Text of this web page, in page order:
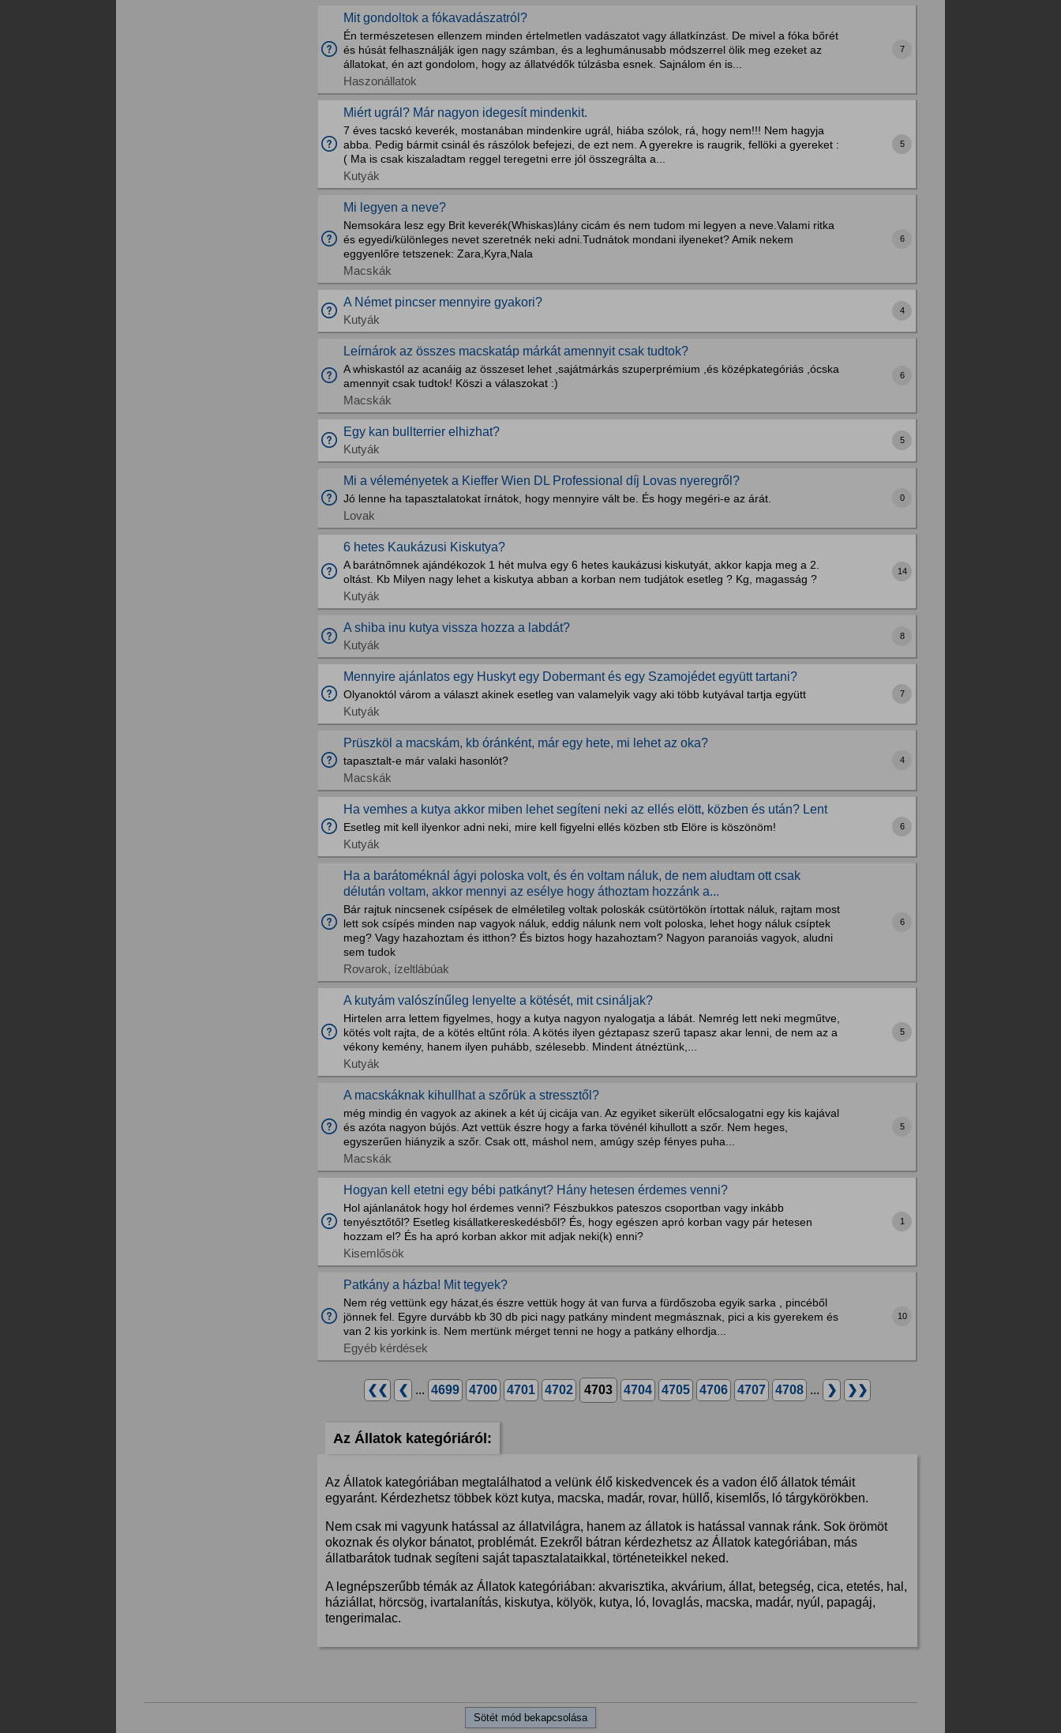
Mit gondoltok a fókavadászatról?
Én természetesen ellenzem minden értelmetlen vadászatot vagy állatkínzást. De mivel a fóka bőrét
és húsát felhasználják igen nagy számban, és a leghumánusabb módszerrel ölik meg ezeket az
állatokat, én azt gondolom, hogy az állatvédők túlzásba esnek. Sajnálom én is...
Haszonállatok
7
Miért ugrál? Már nagyon idegesít mindenkit.
7 éves tacskó keverék, mostanában mindenkire ugrál, hiába szólok, rá, hogy nem!!! Nem hagyja
abba. Pedig bármit csinál és rászólok befejezi, de ezt nem. A gyerekre is raugrik, fellöki a gyereket :
( Ma is csak kiszaladtam reggel teregetni erre jól összegrálta a...
Kutyák
5
Mi legyen a neve?
Nemsokára lesz egy Brit keverék(Whiskas)lány cicám és nem tudom mi legyen a neve.Valami ritka
és egyedi/különleges nevet szeretnék neki adni.Tudnátok mondani ilyeneket? Amik nekem
eggyenlőre tetszenek: Zara,Kyra,Nala
Macskák
6
A Német pincser mennyire gyakori?
Kutyák
4
Leírnárok az összes macskatáp márkát amennyit csak tudtok?
A whiskastól az acanáig az összeset lehet ,sajátmárkás szuperprémium ,és középkategóriás ,ócska
amennyit csak tudtok! Köszi a válaszokat :)
Macskák
6
Egy kan bullterrier elhizhat?
Kutyák
5
Mi a véleményetek a Kieffer Wien DL Professional díj Lovas nyeregről?
Jó lenne ha tapasztalatokat írnátok, hogy mennyire vált be. És hogy megéri-e az árát.
Lovak
0
6 hetes Kaukázusi Kiskutya?
A barátnőmnek ajándékozok 1 hét mulva egy 6 hetes kaukázusi kiskutyát, akkor kapja meg a 2.
oltást. Kb Milyen nagy lehet a kiskutya abban a korban nem tudjátok esetleg ? Kg, magasság ?
Kutyák
14
A shiba inu kutya vissza hozza a labdát?
Kutyák
8
Mennyire ajánlatos egy Huskyt egy Dobermant és egy Szamojédet együtt tartani?
Olyanoktól várom a választ akinek esetleg van valamelyik vagy aki több kutyával tartja együtt
Kutyák
7
Prüszköl a macskám, kb óránként, már egy hete, mi lehet az oka?
tapasztalt-e már valaki hasonlót?
Macskák
4
Ha vemhes a kutya akkor miben lehet segíteni neki az ellés elött, közben és után? Lent
Esetleg mit kell ilyenkor adni neki, mire kell figyelni ellés közben stb Elöre is köszönöm!
Kutyák
6
Ha a barátoméknál ágyi poloska volt, és én voltam náluk, de nem aludtam ott csak
délután voltam, akkor mennyi az esélye hogy áthoztam hozzánk a...
Bár rajtuk nincsenek csípések de elméletileg voltak poloskák csütörtökön írtottak náluk, rajtam most
lett sok csípés minden nap vagyok náluk, eddig nálunk nem volt poloska, lehet hogy náluk csíptek
meg? Vagy hazahoztam és itthon? És biztos hogy hazahoztam? Nagyon paranoiás vagyok, aludni
sem tudok
Rovarok, ízeltlábúak
6
A kutyám valószínűleg lenyelte a kötését, mit csináljak?
Hirtelen arra lettem figyelmes, hogy a kutya nagyon nyalogatja a lábát. Nemrég lett neki megműtve,
kötés volt rajta, de a kötés eltűnt róla. A kötés ilyen géztapasz szerű tapasz akar lenni, de nem az a
vékony kemény, hanem ilyen puhább, szélesebb. Mindent átnéztünk,...
Kutyák
5
A macskáknak kihullhat a szőrük a stressztől?
még mindig én vagyok az akinek a két új cicája van. Az egyiket sikerült előcsalogatni egy kis kajával
és azóta nagyon bújós. Azt vettük észre hogy a farka tövénél kihullott a szőr. Nem heges,
egyszerűen hiányzik a szőr. Csak ott, máshol nem, amúgy szép fényes puha...
Macskák
5
Hogyan kell etetni egy bébi patkányt? Hány hetesen érdemes venni?
Hol ajánlanátok hogy hol érdemes venni? Fészbukkos pateszos csoportban vagy inkább
tenyésztőtől? Esetleg kisállatkereskedésből? És, hogy egészen apró korban vagy pár hetesen
hozzam el? És ha apró korban akkor mit adjak neki(k) enni?
Kisemlősök
1
Patkány a házba! Mit tegyek?
Nem rég vettünk egy házat,és észre vettük hogy át van furva a fürdőszoba egyik sarka , pincéből
jönnek fel. Egyre durvább kb 30 db pici nagy patkány mindent megmásznak, pici a kis gyerekem és
van 2 kis yorkink is. Nem mertünk mérget tenni ne hogy a patkány elhordja...
Egyéb kérdések
10
❮❮ ❮ ... 4699 4700 4701 4702 4703 4704 4705 4706 4707 4708 ... ❯ ❯❯
Az Állatok kategóriáról:
Az Állatok kategóriában megtalálhatod a velünk élő kiskedvencek és a vadon élő állatok témáit
egyaránt. Kérdezhetsz többek közt kutya, macska, madár, rovar, hüllő, kisemlős, ló tárgykörökben.
Nem csak mi vagyunk hatással az állatvilágra, hanem az állatok is hatással vannak ránk. Sok örömöt
okoznak és olykor bánatot, problémát. Ezekről bátran kérdezhetsz az Állatok kategóriában, más
állatbarátok tudnak segíteni saját tapasztalataikkal, történeteikkel neked.
A legnépszerűbb témák az Állatok kategóriában: akvarisztika, akvárium, állat, betegség, cica, etetés, hal,
háziállat, hörcsög, ivartalanítás, kiskutya, kölyök, kutya, ló, lovaglás, macska, madár, nyúl, papagáj,
tengerimalac.
Sötét mód bekapcsolása